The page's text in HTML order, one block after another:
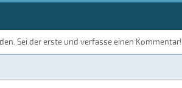
Sei der erste und verfasse einen Kommentar!